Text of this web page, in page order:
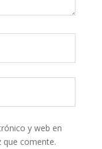
y web en
que comente.